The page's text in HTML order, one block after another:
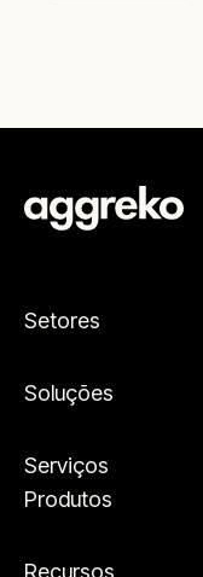
Setores
Soluções
Serviços
Produtos
Recursos